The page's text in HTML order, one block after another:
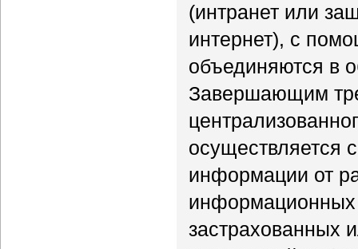
(интранет или
интернет), с
объединяются в
Завершающим
осуществляется
информации от
информационных
застрахованных